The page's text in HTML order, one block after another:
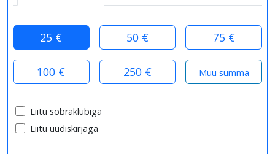
25 € 50 € 75 €
100 € 250 €
Liitu sõbraklubiga
Liitu uudiskirjaga